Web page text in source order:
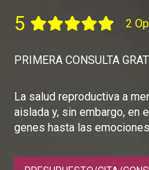
5 2
PRIMERA CONSULTA
La salud reproductiva a
aislada y, sin embargo, en
genes hasta las